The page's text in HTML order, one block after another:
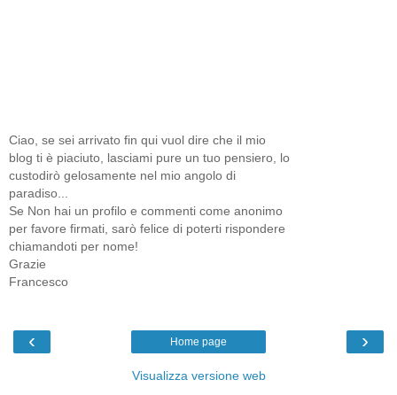
Ciao, se sei arrivato fin qui vuol dire che il mio
blog ti è piaciuto, lasciami pure un tuo pensiero, lo
custodirò gelosamente nel mio angolo di
paradiso...
Se Non hai un profilo e commenti come anonimo
per favore firmati, sarò felice di poterti rispondere
chiamandoti per nome!
Grazie
Francesco
‹ ›
Home page
Visualizza versione web